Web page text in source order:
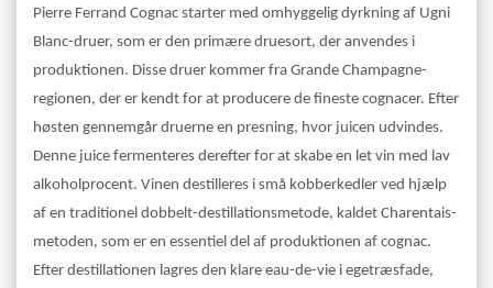
Pierre Ferrand Cognac starter med omhyggelig dyrkning af Ugni
Blanc-druer, som er den primære druesort, der anvendes i
produktionen. Disse druer kommer fra Grande Champagne-
regionen, der er kendt for at producere de fineste cognacer. Efter
høsten gennemgår druerne en presning, hvor juicen udvindes.
Denne juice fermenteres derefter for at skabe en let vin med lav
alkoholprocent. Vinen destilleres i små kobberkedler ved hjælp
af en traditionel dobbelt-destillationsmetode, kaldet Charentais-
metoden, som er en essentiel del af produktionen af cognac.
Efter destillationen lagres den klare eau-de-vie i egetræsfade,